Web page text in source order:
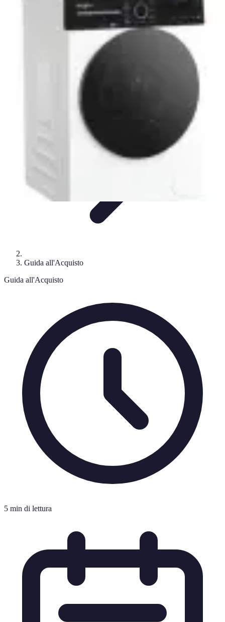
Smartphone e AccessoriElettrodomestici
ElettrodomesticiAspirapolvereTendenze
Guida all'Acquisto
Guida all'Acquisto
5 min di lettura